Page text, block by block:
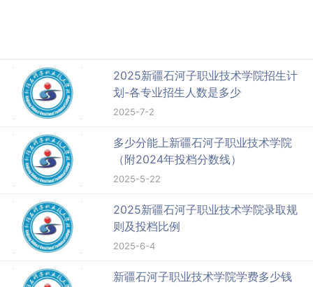
2025新疆石河子职业技术学院招生计
划-各专业招生人数是多少
2025-7-2
多少分能上新疆石河子职业技术学院
（附2024年投档分数线）
2025-5-22
2025新疆石河子职业技术学院录取规
则及投档比例
2025-6-4
新疆石河子职业技术学院学费多少钱